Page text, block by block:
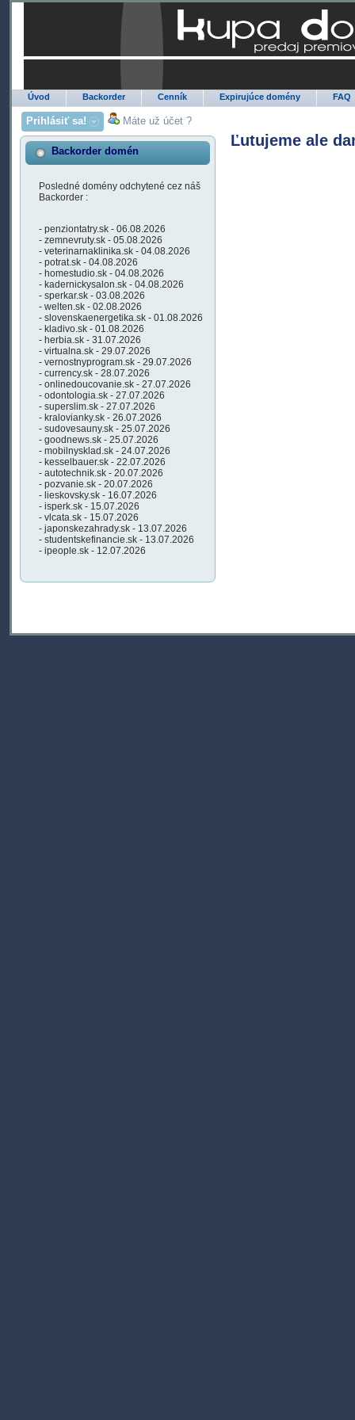
Úvod Backorder Cenník Expirujúce domény FAQ
Prihlásiť sa! Máte už účet ?
Backorder domén
Posledné domény odchytené cez náš
Backorder :
- penziontatry.sk - 06.08.2026
- zemnevruty.sk - 05.08.2026
- veterinarnaklinika.sk - 04.08.2026
- potrat.sk - 04.08.2026
- homestudio.sk - 04.08.2026
- kadernickysalon.sk - 04.08.2026
- sperkar.sk - 03.08.2026
- welten.sk - 02.08.2026
- slovenskaenergetika.sk - 01.08.2026
- kladivo.sk - 01.08.2026
- herbia.sk - 31.07.2026
- virtualna.sk - 29.07.2026
- vernostnyprogram.sk - 29.07.2026
- currency.sk - 28.07.2026
- onlinedoucovanie.sk - 27.07.2026
- odontologia.sk - 27.07.2026
- superslim.sk - 27.07.2026
- kralovianky.sk - 26.07.2026
- sudovesauny.sk - 25.07.2026
- goodnews.sk - 25.07.2026
- mobilnysklad.sk - 24.07.2026
- kesselbauer.sk - 22.07.2026
- autotechnik.sk - 20.07.2026
- pozvanie.sk - 20.07.2026
- lieskovsky.sk - 16.07.2026
- isperk.sk - 15.07.2026
- vlcata.sk - 15.07.2026
- japonskezahrady.sk - 13.07.2026
- studentskefinancie.sk - 13.07.2026
- ipeople.sk - 12.07.2026
Ľutujeme ale